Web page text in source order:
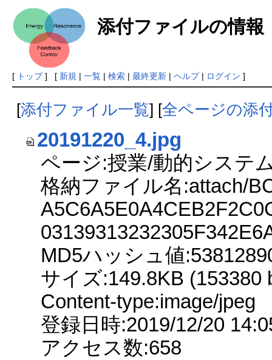
添付ファイルの情報
[ トップ] [ 新規 | 一覧| 検索| 最終更新| ヘルプ| ログイン ]
[添付ファイル一覧] [全ページの添
20191220_4.jpg
ページ:授業/動的システ
格納ファイル名:attach/
MD5ハッシュ値
サイズ:149.8KB (153380
Content-type:image/jpeg
登録日時:2019/12/20
アクセス数:658